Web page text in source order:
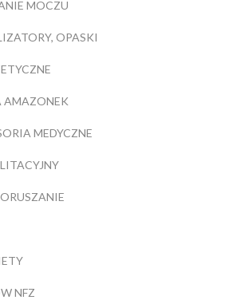
MOCZU
OPASKI
AMAZONEK
MEDYCZNE
NFZ